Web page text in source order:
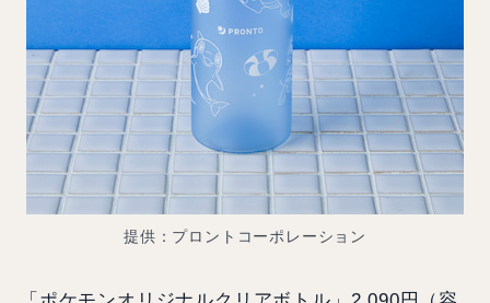
提供：プロントコーポレーション